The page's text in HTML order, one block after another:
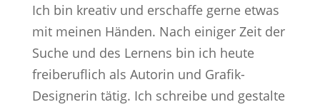
Ich bin kreativ und erschaffe gerne etwas
mit meinen Händen. Nach einiger Zeit der
Suche und des Lernens bin ich heute
freiberuflich als Autorin und Grafik-
Designerin tätig. Ich schreibe und gestalte